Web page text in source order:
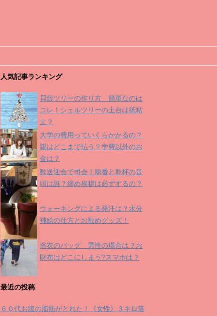
人気記事ランキング
貝殻ツリーの作り方 簡単なのは
コレ！シェルツリーの土台は紙粘
土？
大学の費用っていくらかかるの？
親はどこまで払う？学費以外のお
金は？
歓送迎会で司会！順番と乾杯の音
頭は誰？締め挨拶は必ずするの？
ウォーキングによる発汗は？水分
補給の仕方とお勧めグッズ！
浴衣のバッグ 男性の場合は？お
財布はどこにしまう?スマホは？
最近の投稿
６０代お腹の脂肪がとれた！《女性》３キロ落